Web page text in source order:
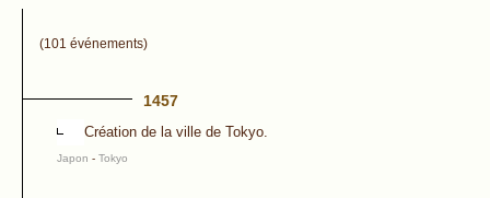
(101 événements)
1457
Création de la ville de Tokyo.
Japon - Tokyo